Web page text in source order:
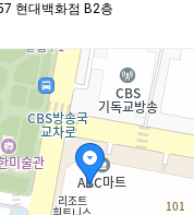
현대백화점 B2층